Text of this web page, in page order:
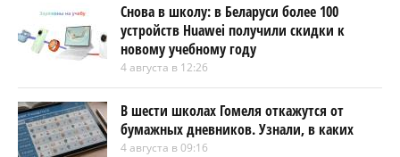
Снова в школу: в Беларуси более 100
устройств Huawei получили скидки к
новому учебному году
4 августа в 12:26
В шести школах Гомеля откажутся от
бумажных дневников. Узнали, в каких
4 августа в 09:16